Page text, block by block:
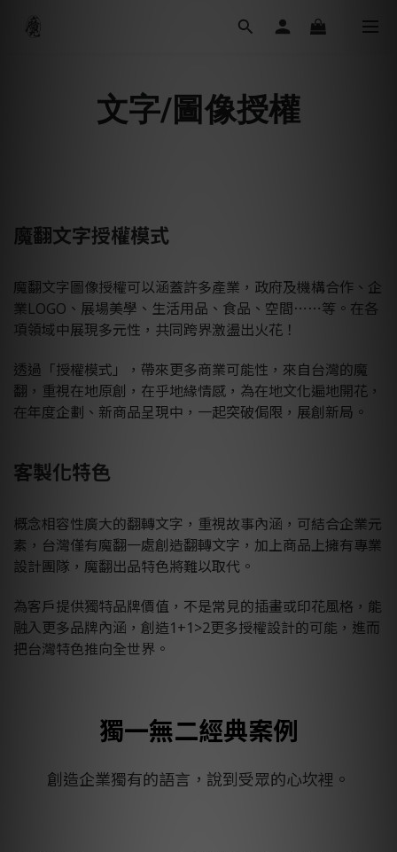
文字/圖像授權
魔翻文字授權模式
魔翻文字圖像授權可以涵蓋許多產業，政府及機構合作、企
業LOGO、展場美學、生活用品、食品、空間⋯⋯等。在各
項領域中展現多元性，共同跨界激盪出火花！
透過「授權模式」，帶來更多商業可能性，來自台灣的魔
翻，重視在地原創，在乎地緣情感，為在地文化遍地開花，
在年度企劃、新商品呈現中，一起突破侷限，展創新局。
客製化特色
概念相容性廣大的翻轉文字，重視故事內涵，可結合企業元
素，台灣僅有魔翻一處創造翻轉文字，加上商品上擁有專業
設計團隊，魔翻出品特色將難以取代。
為客戶提供獨特品牌價值，不是常見的插畫或印花風格，能
融入更多品牌內涵，創造1+1>2更多授權設計的可能，進而
把台灣特色推向全世界。
獨一無二經典案例
創造企業獨有的語言，說到受眾的心坎裡。